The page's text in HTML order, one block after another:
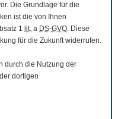
Die Grundlage für die
ist die von Ihnen
1 lit. a DS-GVO. Diese
für die Zukunft widerrufen.
durch die Nutzung der
dortigen